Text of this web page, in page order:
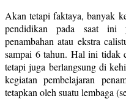
Akan tetapi faktaya, banyak
pendidikan pada saat ini
penambahan atau ekstra
sampai 6 tahun. Hal ini tidak
tetapi juga berlangsung di
kegiatan pembelajaran
tetapkan oleh suatu lembaga